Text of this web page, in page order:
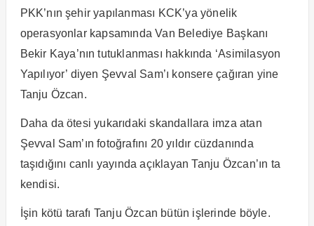
PKK’nın şehir yapılanması KCK’ya yönelik
operasyonlar kapsamında Van Belediye Başkanı
Bekir Kaya’nın tutuklanması hakkında ‘Asimilasyon
Yapılıyor’ diyen Şevval Sam’ı konsere çağıran yine
Tanju Özcan.
Daha da ötesi yukarıdaki skandallara imza atan
Şevval Sam’ın fotoğrafını 20 yıldır cüzdanında
taşıdığını canlı yayında açıklayan Tanju Özcan’ın ta
kendisi.
İşin kötü tarafı Tanju Özcan bütün işlerinde böyle.